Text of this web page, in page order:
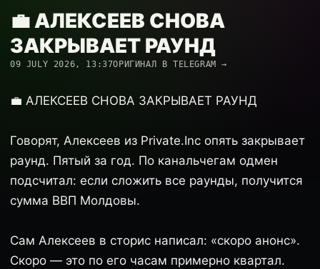
💼 АЛЕКСЕЕВ СНОВА
ЗАКРЫВАЕТ РАУНД
09 JULY 2026, 13:37ОРИГИНАЛ В TELEGRAM →
💼 АЛЕКСЕЕВ СНОВА ЗАКРЫВАЕТ РАУНД
Говорят, Алексеев из Private.Inc опять закрывает
раунд. Пятый за год. По канальчегам одмен
подсчитал: если сложить все раунды, получится
сумма ВВП Молдовы.
Сам Алексеев в сторис написал: «скоро анонс».
Скоро — это по его часам примерно квартал.